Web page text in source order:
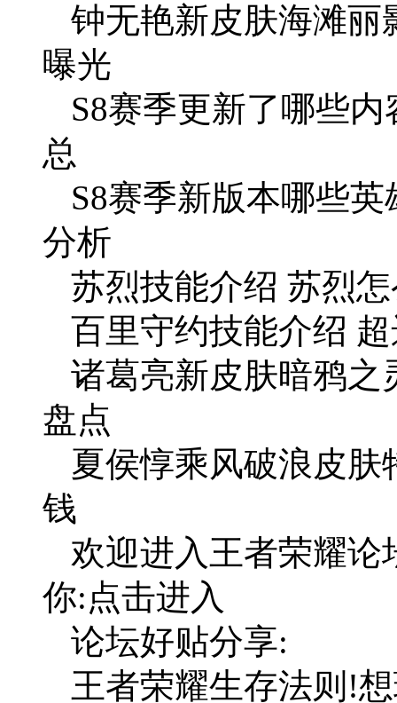
钟无艳新皮肤海滩丽
曝光
S8赛季更新了哪些
总
S8赛季新版本哪些
分析
苏烈技能介绍 苏烈
百里守约技能介绍
诸葛亮新皮肤暗鸦之
盘点
夏侯惇乘风破浪皮
钱
欢迎进入王者荣耀论
你:点击进入
论坛好贴分享:
王者荣耀生存法则!